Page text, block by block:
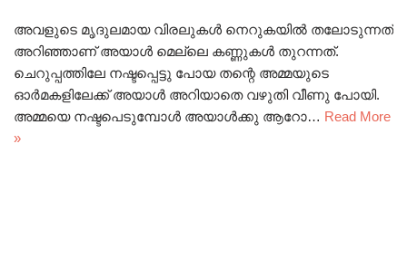
അവളുടെ മൃദുലമായ വിരലുകൾ നെറുകയിൽ തലോടുന്നത്
അറിഞ്ഞാണ് അയാൾ മെല്ലെ കണ്ണുകൾ തുറന്നത്.
ചെറുപ്പത്തിലേ നഷ്ടപ്പെട്ടു പോയ തന്റെ അമ്മയുടെ
ഓർമകളിലേക്ക് അയാൾ അറിയാതെ വഴുതി വീണു പോയി.
അമ്മയെ നഷ്ടപെടുമ്പോൾ അയാൾക്കു ആറോ… Read More
»